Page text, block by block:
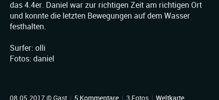
das 4.4er. Daniel war zur richtigen Zeit am richtigen Ort
und konnte die letzten Bewegungen auf dem Wasser
festhalten.
Surfer: olli
Fotos: daniel
08.05.2017 © Gast | 5 Kommentare | 3 Fotos | Weltkarte